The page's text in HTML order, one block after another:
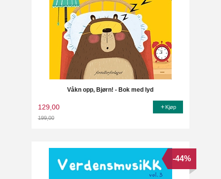
Våkn opp, Bjørn! - Bok med lyd
129,00
199,00
Kjøp
-44%